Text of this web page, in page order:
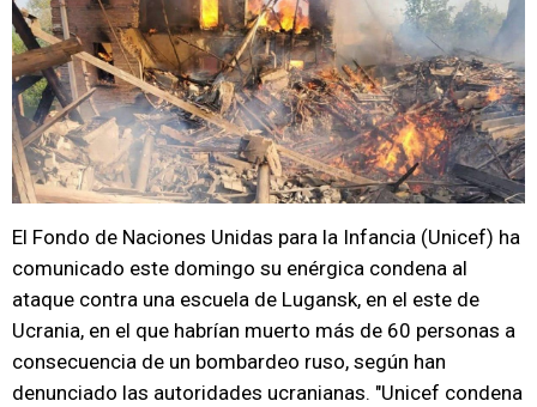
El Fondo de Naciones Unidas para la Infancia (Unicef) ha
comunicado este domingo su enérgica condena al
ataque contra una escuela de Lugansk, en el este de
Ucrania, en el que habrían muerto más de 60 personas a
consecuencia de un bombardeo ruso, según han
denunciado las autoridades ucranianas. "Unicef condena